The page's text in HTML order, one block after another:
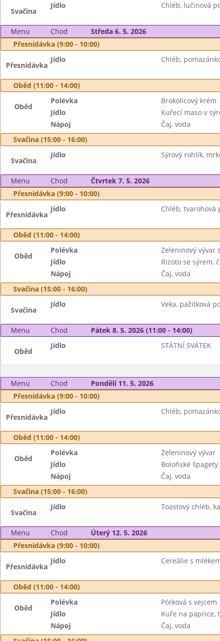
Svačina
Jídlo Chléb, lučinová
Menu Chod
Středa 6. 5. 2026
Přesnídávka (9:00 - 10:00)
Přesnídávka
Jídlo Chléb,
Oběd (11:00 - 14:00)
Oběd
Polévka
Brokolicový krém
Jídlo
Kuřecí maso v
Nápoj
Čaj, voda
Svačina (15:00 - 16:00)
Svačina
Jídlo Sýrový rohlík,
Menu Chod
Čtvrtek 7. 5. 2026
Přesnídávka (9:00 - 10:00)
Přesnídávka
Jídlo Chléb, tvarohová
Oběd (11:00 - 14:00)
Oběd
Polévka
Zeleninový vývar
Jídlo
Rizoto se sýrem,
Nápoj
Čaj, voda
Svačina (15:00 - 16:00)
Svačina
Jídlo Veka, pažitková
Menu Chod Pátek 8. 5. 2026 (11:00 - 14:00)
Oběd
Jídlo STÁTNÍ SVÁTEK
Menu Chod
Pondělí 11. 5. 2026
Přesnídávka (9:00 - 10:00)
Přesnídávka
Jídlo Chléb,
Oběd (11:00 - 14:00)
Oběd
Polévka
Zeleninový vývar
Jídlo
Boloňské
Nápoj
Čaj, voda
Svačina (15:00 - 16:00)
Svačina
Jídlo Toastový chléb,
Menu Chod
Úterý 12. 5. 2026
Přesnídávka (9:00 - 10:00)
Přesnídávka
Jídlo Cereálie s
Oběd (11:00 - 14:00)
Oběd
Polévka
Pórková s vejcem
Jídlo
Kuře na paprice,
Nápoj
Čaj, voda